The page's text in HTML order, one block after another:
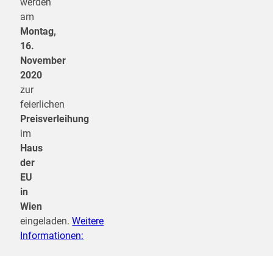
am
Montag,
16.
November
2020
zur
feierlichen
Preisverleihung
im
Haus
der
EU
in
Wien
eingeladen.Weitere
Informationen: